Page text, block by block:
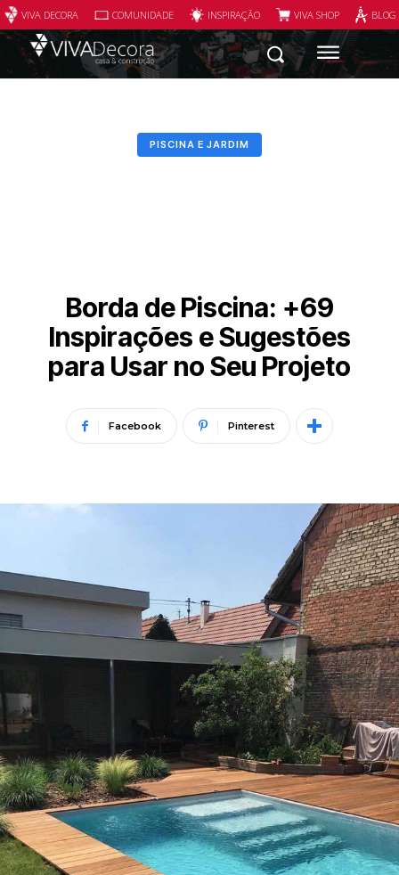
VIVA DECORA COMUNIDADE INSPIRAÇÃO VIVA SHOP
PISCINA E JARDIM
Borda de Piscina: +69
Inspirações e Sugestões
para Usar no Seu Projeto
Facebook Pinterest